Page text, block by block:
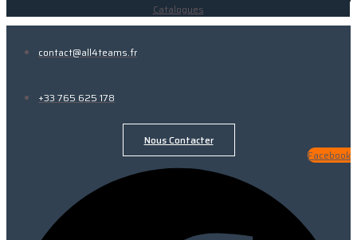
Catalogues
contact@all4teams.fr
+33 765 625 178
Nous Contacter
Facebook